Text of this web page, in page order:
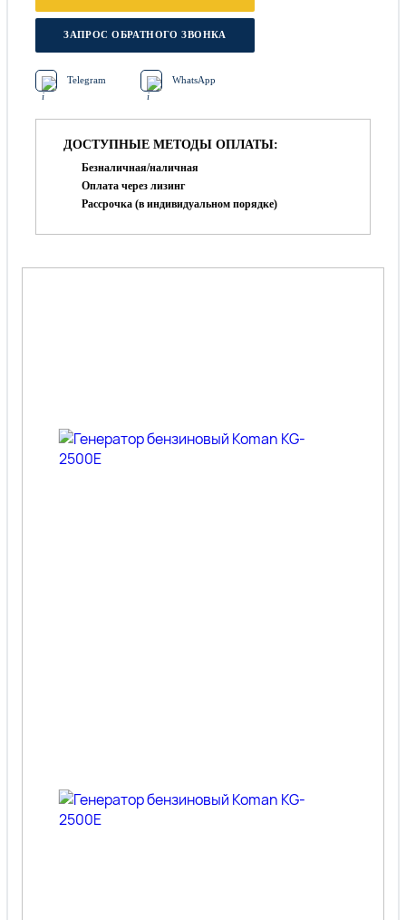
ЗАПРОС ОБРАТНОГО ЗВОНКА
Telegram WhatsApp
ДОСТУПНЫЕ МЕТОДЫ ОПЛАТЫ:
Безналичная/наличная
Оплата через лизинг
Рассрочка (в индивидуальном порядке)